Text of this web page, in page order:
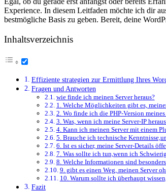
Experience. In diesem Leitfaden möchte​ ich dir
⁣bestmögliche Basis zu geben. Bereit, deine
Inhaltsverzeichnis
Effiziente strategien ‌zur Ermittlung Ihres
Fragen und Antworten
wie finde ich‌ meinen Server heraus?
1. Welche Möglichkeiten gibt es,
2. Wo ‌finde ich die PHP-Version meines
3. Was, wenn ich meine⁤ Server-IP
4. Kann ich meinen Server mit einem
5. Brauche ich technische
6. Ist es ‌sicher,‌ meine Server-Details
7. Was ⁢sollte ich tun,wenn ich‍
8. Welche ‌Informationen sind
9. gibt es​ einen Weg,‍ meinen Server
10.‍ Warum sollte ich überhaupt
Fazit